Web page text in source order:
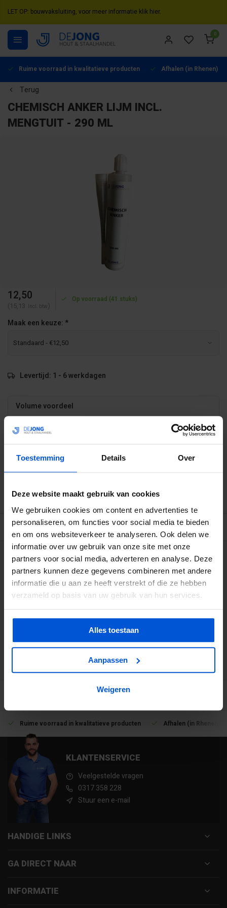
Toestemming Details Over
Deze website maakt gebruik van cookies
We gebruiken cookies om content en advertenties te
personaliseren, om functies voor social media te bieden
en om ons websiteverkeer te analyseren. Ook delen we
informatie over uw gebruik van onze site met onze
partners voor social media, adverteren en analyse. Deze
partners kunnen deze gegevens combineren met andere
informatie die u aan ze heeft verstrekt of die ze hebben
verzameld op basis van uw gebruik van hun services.
Alles toestaan
Aanpassen
Weigeren
LET OP: bouwvaksluiting, voor meer informatie klik hier.
0
Ruime voorraad in kwalitatieve producten Afhalen (in Rhenen)
Terug
CHEMISCH ANKER LIJM INCL.
MENGTUIT - 290 ML
12,50
(15,13 Incl. btw )
Op voorraad (41 stuks)
Maak een keuze: *
Levertijd: 1 - 6 werkdagen
Volume voordeel
12
Afhalen (in Rhenen) mogelijk
BESCHRIJVING
WIJ HELPEN JE GRAAG
0317 358 228
info@dejonghandelsonderneming.nl
klanten geven ons een 9.1 op
Ruime voorraad in kwalitatieve producten Afhalen (in Rhenen)
KLANTENSERVICE
Veelgestelde vragen
0317 358 228
Stuur een e-mail
HANDIGE LINKS
GA DIRECT NAAR
INFORMATIE